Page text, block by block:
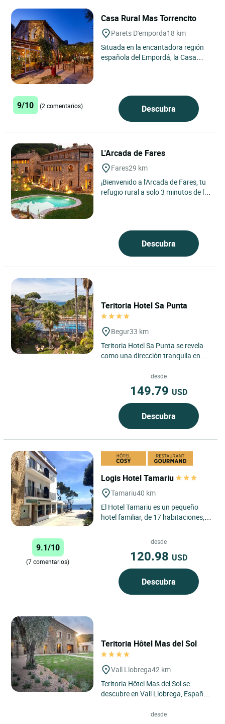
Casa Rural Mas Torrencito
Parets D'emporda18 km
Situada en la encantadora región
española del Empordá, la Casa
9/10 (2 comentarios) Descubra
L'Arcada de Fares
Fares29 km
¡Bienvenido a l'Arcada de Fares, tu
refugio rural a solo 3 minutos de la
Descubra
Teritoria Hotel Sa Punta
Begur33 km
Teritoria Hotel Sa Punta se revela
como una dirección tranquila en
paisaje mediterráneo...
desde
149.79 USD
Descubra
Logis Hotel Tamariu
Tamariu40 km
El Hotel Tamariu es un pequeño
hotel familiar, de 17 habitaciones,
cala de Tamariu, de...
9.1/10
(7 comentarios)
desde
120.98 USD
Descubra
Teritoria Hôtel Mas del Sol
Vall Llobrega42 km
Teritoria Hôtel Mas del Sol se
descubre en Vall Llobrega, España,
situada en el corazón...
desde